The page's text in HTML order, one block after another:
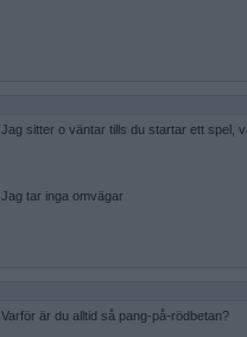
Jag sitter o väntar tills du startar ett spel,
Jag tar inga omvägar
Varför är du alltid så pang-på-rödbetan?